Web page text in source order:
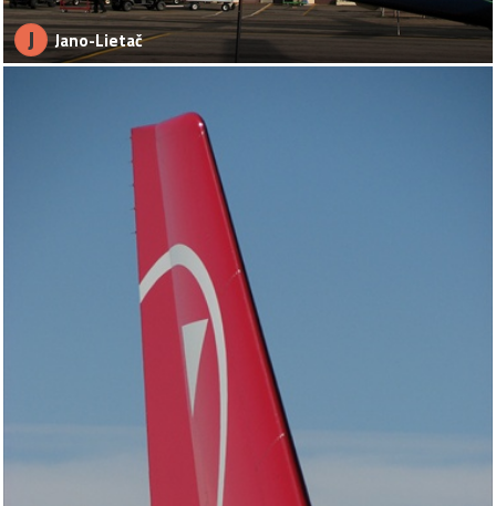
J Jano-Lietač